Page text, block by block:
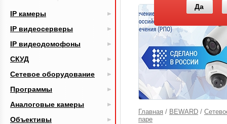
Да
Главная / BEWARD /
паре
IP камеры
IP видеосерверы
IP видеодомофоны
СКУД
Сетевое оборудование
Программы
Аналоговые камеры
Объективы